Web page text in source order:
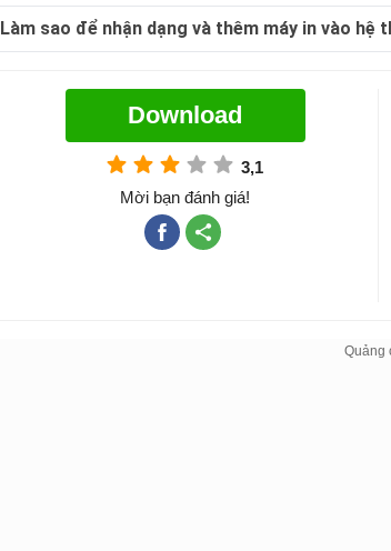
Làm sao để nhận dạng và thêm máy in vào hệ
Download
3,1
Mời bạn đánh giá!